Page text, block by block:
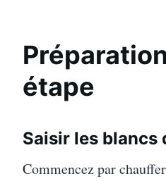
étape
Saisir les blancs
Commencez par